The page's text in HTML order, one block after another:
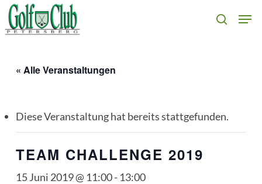
Skip
to
search
« Alle Veranstaltungen
Diese Veranstaltung hat bereits stattgefunden.
TEAM CHALLENGE 2019
15 Juni 2019 @ 11:00- 13:00